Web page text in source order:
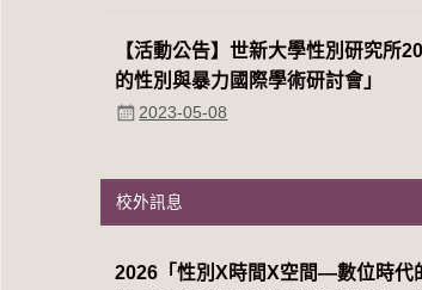
【活動公告】世新大學性別研究所
的性別與暴力國際學術研討會」
2023-05-08
校外訊息
2026「性別Χ時間Χ空間—數位時代